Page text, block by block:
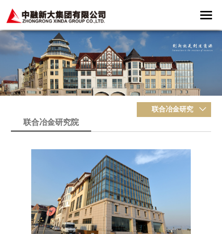
联合冶金研究院
联合冶金研究